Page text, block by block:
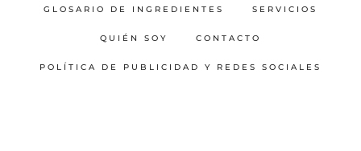
GLOSARIO DE INGREDIENTES SERVICIOS
QUIÉN SOY CONTACTO
POLÍTICA DE PUBLICIDAD Y REDES SOCIALES